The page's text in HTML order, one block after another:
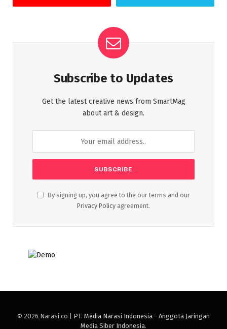
Subscribe to Updates
Get the latest creative news from SmartMag
about art & design.
By signing up, you agree to the our terms and our
Privacy Policy agreement.
© 2026 Narasi.co | PT. Media Narasi Indonesia - Anggota Jaringan
Media Siber Indonesia.